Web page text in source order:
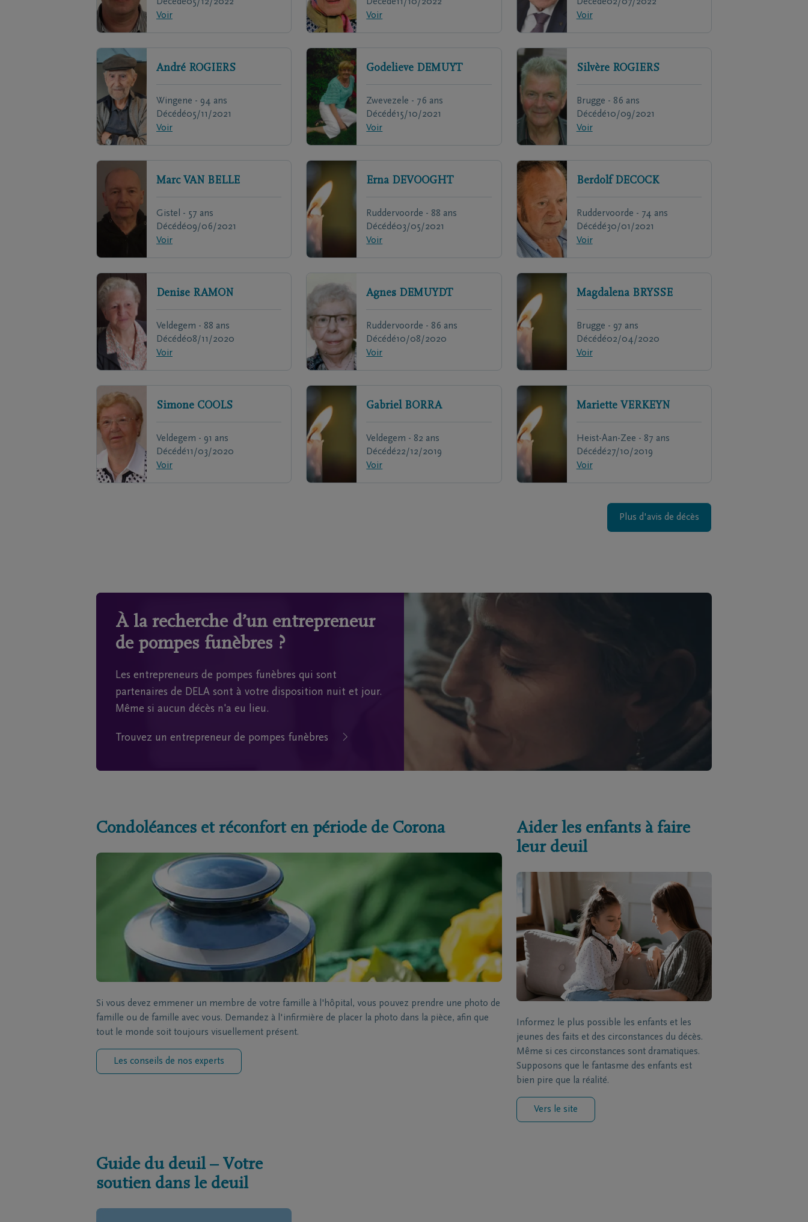
Voir
Voir
Voir
André ROGIERS
Wingene - 94 ans
Décédé05/11/2021
Voir
Godelieve DEMUYT
Zwevezele - 76 ans
Décédé15/10/2021
Voir
Silvère ROGIERS
Brugge - 86 ans
Décédé10/09/2021
Voir
Marc VAN BELLE
Gistel - 57 ans
Décédé09/06/2021
Voir
Erna DEVOOGHT
Ruddervoorde - 88 ans
Décédé03/05/2021
Voir
Berdolf DECOCK
Ruddervoorde - 74 ans
Décédé30/01/2021
Voir
Denise RAMON
Veldegem - 88 ans
Décédé08/11/2020
Voir
Agnes DEMUYDT
Ruddervoorde - 86 ans
Décédé10/08/2020
Voir
Magdalena BRYSSE
Brugge - 97 ans
Décédé02/04/2020
Voir
Simone COOLS
Veldegem - 91 ans
Décédé11/03/2020
Voir
Gabriel BORRA
Veldegem - 82 ans
Décédé22/12/2019
Voir
Mariette VERKEYN
Heist-Aan-Zee - 87 ans
Décédé27/10/2019
Voir
Plus d'avis de décès
À la recherche d’un entrepreneur
de pompes funèbres ?
Les entrepreneurs de pompes funèbres qui sont
partenaires de DELA sont à votre disposition nuit et jour.
Même si aucun décès n'a eu lieu.
Trouvez un entrepreneur de pompes funèbres
Condoléances et réconfort en période de Corona
Si vous devez emmener un membre de votre famille à l'hôpital, vous pouvez prendre une photo de
famille ou de famille avec vous. Demandez à l'infirmière de placer la photo dans la pièce, afin que
tout le monde soit toujours visuellement présent.
Les conseils de nos experts
Aider les enfants à faire
leur deuil
Informez le plus possible les enfants et les
jeunes des faits et des circonstances du décès.
Même si ces circonstances sont dramatiques.
Supposons que le fantasme des enfants est
bien pire que la réalité.
Vers le site
Guide du deuil – Votre
soutien dans le deuil